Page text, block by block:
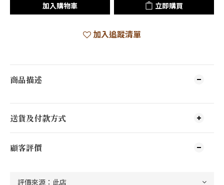
加入購物車 立即購買
加入追蹤清單
商品描述
送貨及付款方式
顧客評價